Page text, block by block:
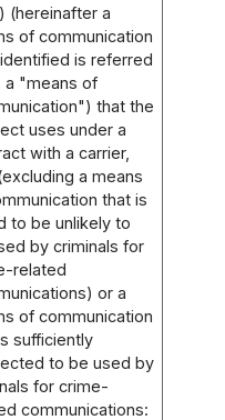
(hereinafter a
of communication
is referred
a "means of
that the
uses under a
with a carrier,
a means
that is
to be unlikely to
by criminals for
related
or a
of communication
sufficiently
to be used by
for crime-
communications: